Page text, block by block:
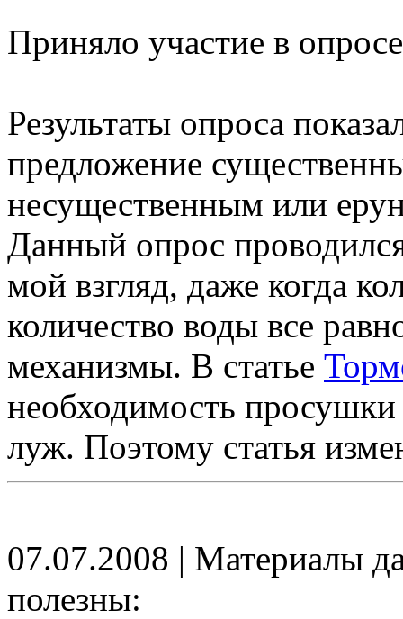
Приняло участие в
Результаты опроса
предложение
несущественным или
Данный опрос
мой взгляд, даже когда
количество воды все
механизмы. В статье
необходимость просушки
луж. Поэтому статья
07.07.2008 | Материалы
полезны: